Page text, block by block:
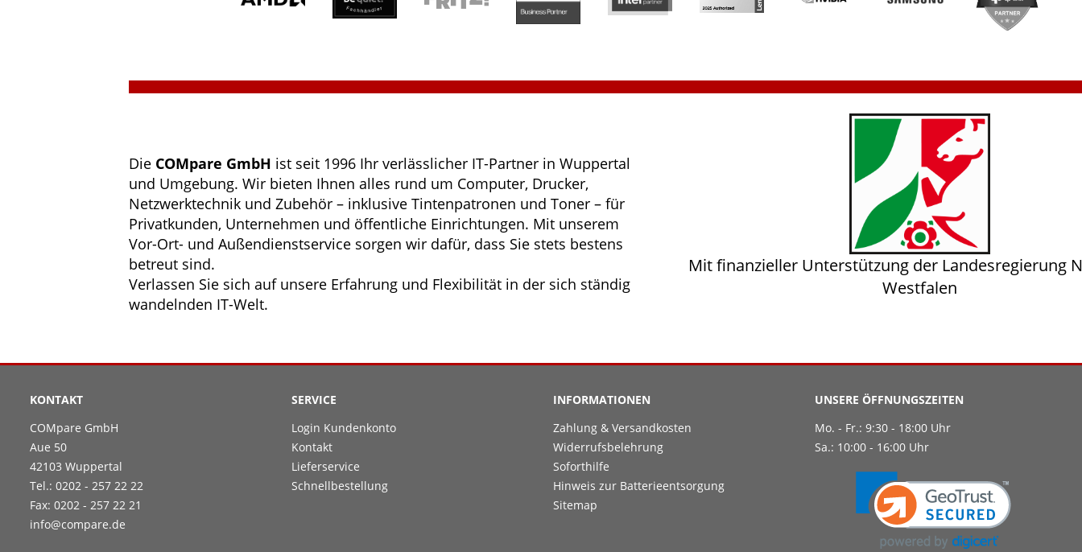
Die COMpare GmbH ist seit 1996 Ihr verlässlicher IT-Partner in Wuppertal
und Umgebung. Wir bieten Ihnen alles rund um Computer, Drucker,
Netzwerktechnik und Zubehör – inklusive Tintenpatronen und Toner – für
Privatkunden, Unternehmen und öffentliche Einrichtungen. Mit unserem
Vor-Ort- und Außendienstservice sorgen wir dafür, dass Sie stets bestens
betreut sind.
Verlassen Sie sich auf unsere Erfahrung und Flexibilität in der sich ständig
wandelnden IT-Welt.
Mit finanzieller Unterstützung der Landesregierung
Westfalen
KONTAKT
COMpare GmbH
Aue 50
42103 Wuppertal
Tel.: 0202 - 257 22 22
Fax: 0202 - 257 22 21
info@compare.de
SERVICE
Login Kundenkonto
Kontakt
Lieferservice
Schnellbestellung
INFORMATIONEN
Zahlung & Versandkosten
Widerrufsbelehrung
Soforthilfe
Hinweis zur Batterieentsorgung
Sitemap
UNSERE ÖFFNUNGSZEITEN
Mo. - Fr.: 9:30 - 18:00 Uhr
Sa.: 10:00 - 16:00 Uhr